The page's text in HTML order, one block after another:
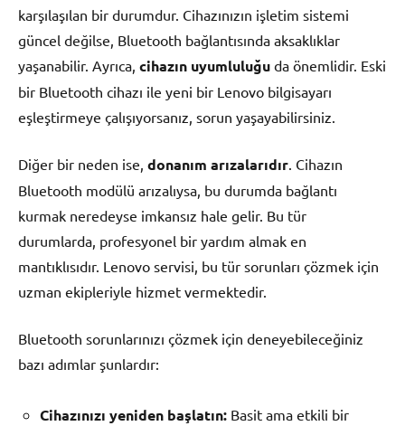
karşılaşılan bir durumdur. Cihazınızın işletim sistemi
güncel değilse, Bluetooth bağlantısında aksaklıklar
yaşanabilir. Ayrıca, cihazın uyumluluğu da önemlidir. Eski
bir Bluetooth cihazı ile yeni bir Lenovo bilgisayarı
eşleştirmeye çalışıyorsanız, sorun yaşayabilirsiniz.
Diğer bir neden ise, donanım arızalarıdır. Cihazın
Bluetooth modülü arızalıysa, bu durumda bağlantı
kurmak neredeyse imkansız hale gelir. Bu tür
durumlarda, profesyonel bir yardım almak en
mantıklısıdır. Lenovo servisi, bu tür sorunları çözmek için
uzman ekipleriyle hizmet vermektedir.
Bluetooth sorunlarınızı çözmek için deneyebileceğiniz
bazı adımlar şunlardır:
Cihazınızı yeniden başlatın: Basit ama etkili bir